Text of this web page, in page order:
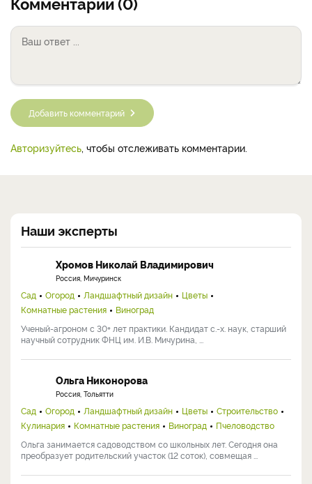
РЕКЛАМА
Комментарии (0)
Авторизуйтесь, чтобы отслеживать комментарии.
Наши эксперты
Хромов Николай Владимирович
Огород Ландшафтный дизайн
Комнатные растения
Виноград
Ученый-агроном с 30+ лет практики. Кандидат с.-х. наук, старший
Ольга Никонорова